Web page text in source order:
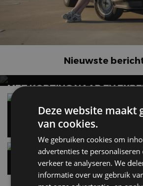
Nieuwste
MET KORTING NAAR EV
AUTORAI REGELT HET!
EV Experience 2026 van 24 tot 26
Vergelijking: BMW iX3
moet je hebben?
28 mei
Gespot: een Chevrolet
Deze website maakt
van cookies.
We gebruiken cookies om
advertenties te personaliseren
verkeer te analyseren. We
informatie over uw gebruik